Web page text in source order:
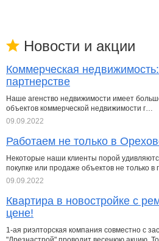
Новости и акции
Коммерческая
партнерстве
Наше агенство недвижимости имеет
объектов коммерческой недвижимости г…
09.09.2022
Работаем не только в
Некоторые наши клиенты порой
покупке или продаже объектов не только в
09.09.2022
Квартира в новостройке с
цене!
1-ая риэлторская компания совместно с